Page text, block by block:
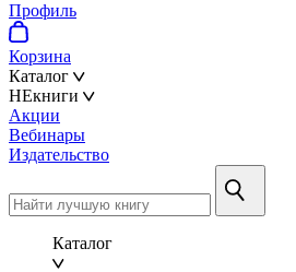
Профиль
Корзина
Каталог
НЕкниги
Акции
Вебинары
Издательство
Каталог